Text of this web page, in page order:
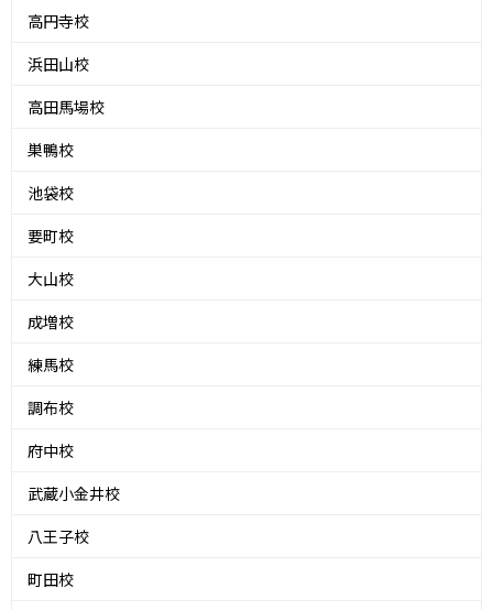
高円寺校
浜田山校
高田馬場校
巣鴨校
池袋校
要町校
大山校
成増校
練馬校
調布校
府中校
武蔵小金井校
八王子校
町田校